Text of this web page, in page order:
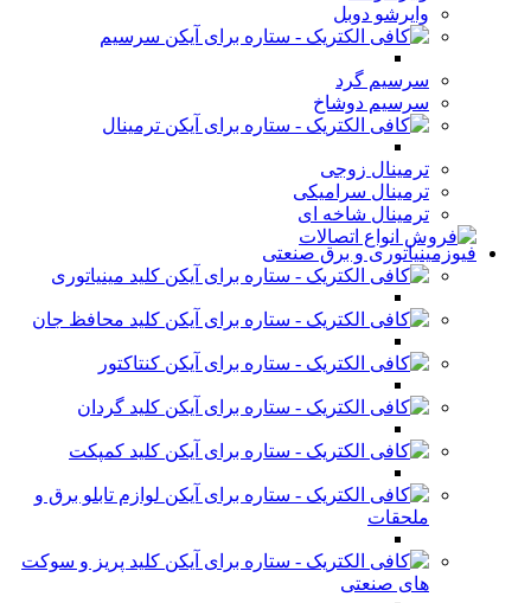
وایرشو دوبل
سرسیم
سرسیم گرد
سرسیم دوشاخ
ترمینال
ترمینال زوجی
ترمینال سرامیکی
ترمینال شاخه ای
فیوزمینیاتوری و برق صنعتی
کلید مینیاتوری
کلید محافظ جان
کنتاکتور
کلید گردان
کلید کمپکت
لوازم تابلو برق و
ملحقات
کلید پریز و سوکت
های صنعتی